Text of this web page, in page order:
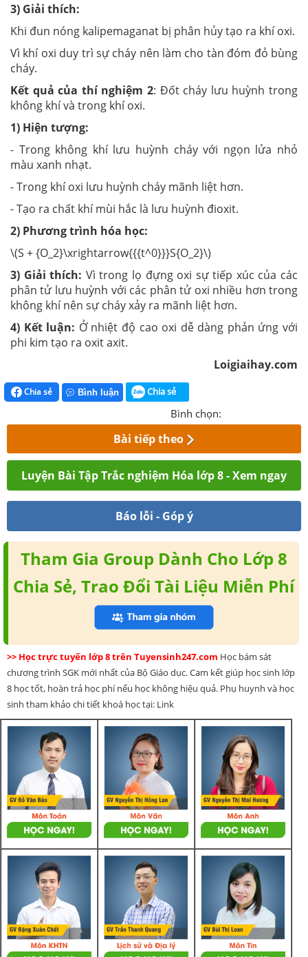
3) Giải thích:
Khi đun nóng kalipemaganat bị phân hủy tạo ra khí oxi.
Vì khí oxi duy trì sự cháy nên làm cho tàn đóm đỏ bùng
cháy.
Kết quả của thí nghiệm 2: Đốt cháy lưu huỳnh trong
không khí và trong khí oxi.
1) Hiện tượng:
- Trong không khí lưu huỳnh cháy với ngọn lửa nhỏ
màu xanh nhạt.
- Trong khí oxi lưu huỳnh cháy mãnh liệt hơn.
- Tạo ra chất khí mùi hắc là lưu huỳnh đioxit.
2) Phương trình hóa học:
\(S + {O_2}\xrightarrow{{{t^0}}}S{O_2}\)
3) Giải thích: Vì trong lọ đựng oxi sự tiếp xúc của các
phân tử lưu huỳnh với các phân tử oxi nhiều hơn trong
không khí nên sự cháy xảy ra mãnh liệt hơn.
4) Kết luận: Ở nhiệt độ cao oxi dễ dàng phản ứng với
phi kim tạo ra oxit axit.
Loigiaihay.com
Chia sẻ Bình luận Chia sẻ
Bình chọn:
Bài tiếp theo
Luyện Bài Tập Trắc nghiệm Hóa lớp 8 - Xem ngay
Báo lỗi - Góp ý
Tham Gia Group Dành Cho Lớp 8
Chia Sẻ, Trao Đổi Tài Liệu Miễn Phí
>> Học trực tuyến lớp 8 trên Tuyensinh247.com Học bám sát
chương trình SGK mới nhất của Bộ Giáo dục. Cam kết giúp học sinh lớp
8 học tốt, hoàn trả học phí nếu học không hiệu quả. Phụ huynh và học
sinh tham khảo chi tiết khoá học tại: Link